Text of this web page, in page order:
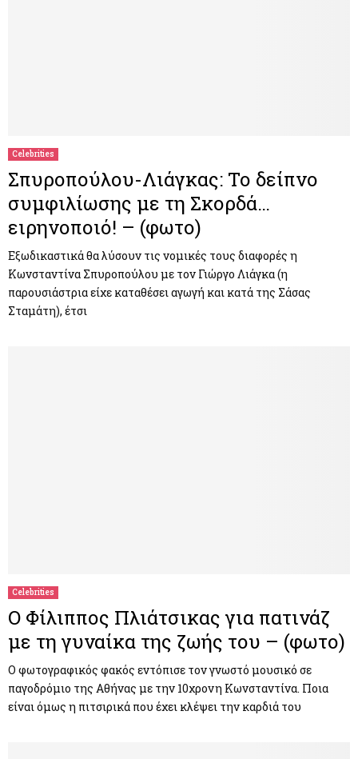
Celebrities
Σπυροπούλου-Λιάγκας: Το δείπνο
συμφιλίωσης με τη Σκορδά…
ειρηνοποιό! – (φωτο)
Εξωδικαστικά θα λύσουν τις νομικές τους διαφορές η
Κωνσταντίνα Σπυροπούλου με τον Γιώργο Λιάγκα (η
παρουσιάστρια είχε καταθέσει αγωγή και κατά της Σάσας
Σταμάτη), έτσι
Celebrities
Ο Φίλιππος Πλιάτσικας για πατινάζ
με τη γυναίκα της ζωής του – (φωτο)
Ο φωτογραφικός φακός εντόπισε τον γνωστό μουσικό σε
παγοδρόμιο της Αθήνας με την 10χρονη Κωνσταντίνα. Ποια
είναι όμως η πιτσιρικά που έχει κλέψει την καρδιά του